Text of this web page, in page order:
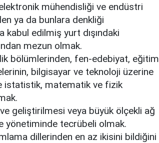
mühendisliği ve endüstri
ya da bunlara denkliği
edilmiş yurt dışındaki
mezun olmak.
bölümlerinden, fen-edebiyat, eğitim
bilgisayar ve teknoloji üzerine
istatistik, matematik ve fizik
ve geliştirilmesi veya büyük ölçekli ağ
yönetiminde tecrübeli olmak.
dillerinden en az ikisini bildiğini